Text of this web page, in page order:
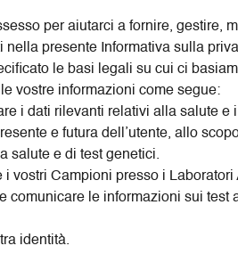
per aiutarci a fornire, gestire,
nella presente Informativa sulla
le basi legali su cui ci
vostre informazioni come segue:
i dati rilevanti relativi alla salute
e futura dell’utente, allo
salute e di test genetici.
vostri Campioni presso i Laboratori
comunicare le informazioni sui
identità.